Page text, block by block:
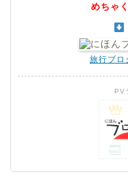
めちゃ
旅行ブロ
PV